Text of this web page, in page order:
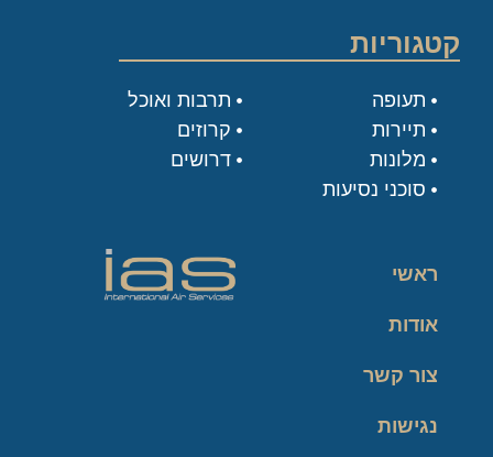
קטגוריות
תעופה
תיירות
מלונות
סוכני נסיעות
תרבות ואוכל
קרוזים
דרושים
ראשי
אודות
צור קשר
נגישות